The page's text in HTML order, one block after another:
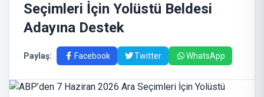
Seçimleri İçin Yolüstü Beldesi
Adayına Destek
Paylaş: Facebook Twitter WhatsApp